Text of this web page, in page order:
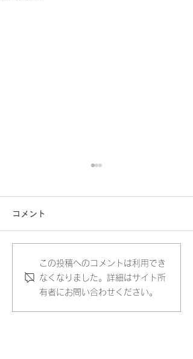
【2026/4/15メディア
掲載情報】大企業各社が
購読する不動産業界紙
コメント
この投稿へのコメントは利用でき
なくなりました。詳細はサイト所
有者にお問い合わせください。